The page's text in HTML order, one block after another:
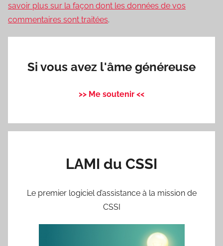
savoir plus sur la façon dont les données de vos
commentaires sont traitées.
Si vous avez l'âme généreuse
>> Me soutenir <<
LAMI du CSSI
Le premier logiciel d’assistance à la mission de
CSSI